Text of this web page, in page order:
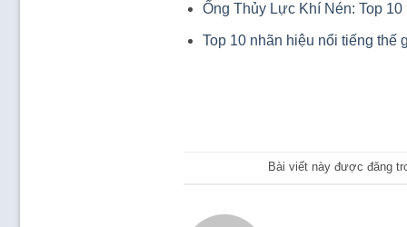
Ống Thủy Lực Khí Nén: Top
Top 10 nhãn hiệu nổi tiếng
Bài viết này được đăng